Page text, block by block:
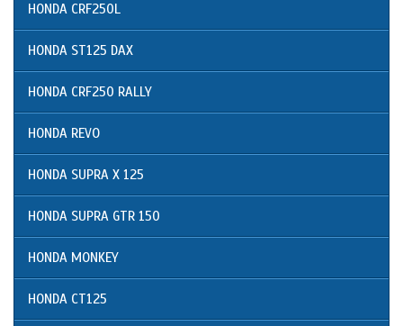
HONDA CRF250L
HONDA ST125 DAX
HONDA CRF250 RALLY
HONDA REVO
HONDA SUPRA X 125
HONDA SUPRA GTR 150
HONDA MONKEY
HONDA CT125